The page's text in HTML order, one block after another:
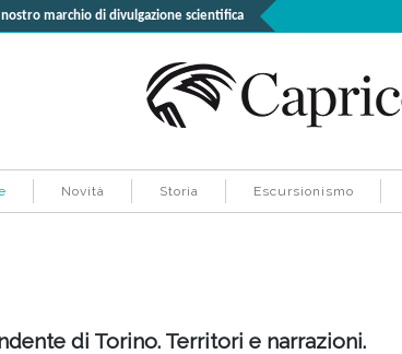
marchio di divulgazione scientifica
Novità Storia Escursionismo
di Torino. Territori e narrazioni.